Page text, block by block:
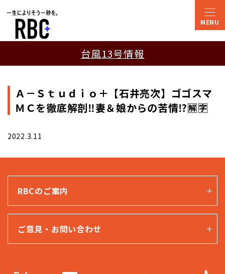
台風13号情報
Ａ－Ｓｔｕｄｉｏ＋【石井亮次】ゴゴスマ
ＭＣを徹底解剖‼妻＆娘からの苦情⁉🈖🈑
2022.3.11
RBCのご案内
ご意見・お問い合わせ